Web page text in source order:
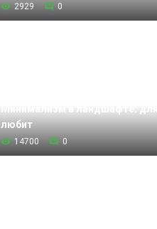
2929 0
любит
14700 0